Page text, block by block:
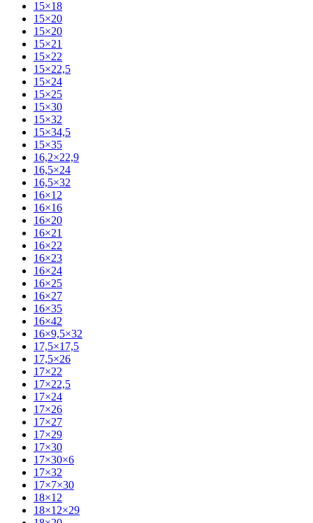
15×18
15×20
15×20
15×21
15×22
15×22,5
15×24
15×25
15×30
15×32
15×34,5
15×35
16,2×22,9
16,5×24
16,5×32
16×12
16×16
16×20
16×21
16×22
16×23
16×24
16×25
16×27
16×35
16×42
16×9,5×32
17,5×17,5
17,5×26
17×22
17×22,5
17×24
17×26
17×27
17×29
17×30
17×30×6
17×32
17×7×30
18×12
18×12×29